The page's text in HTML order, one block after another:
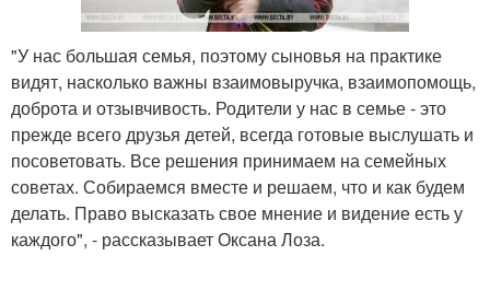
"У нас большая семья, поэтому сыновья на практике
видят, насколько важны взаимовыручка, взаимопомощь,
доброта и отзывчивость. Родители у нас в семье - это
прежде всего друзья детей, всегда готовые выслушать и
посоветовать. Все решения принимаем на семейных
советах. Собираемся вместе и решаем, что и как будем
делать. Право высказать свое мнение и видение есть у
каждого", - рассказывает Оксана Лоза.